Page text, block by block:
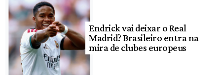
Endrick vai deixar o Real
Madrid? Brasileiro entra na
mira de clubes europeus